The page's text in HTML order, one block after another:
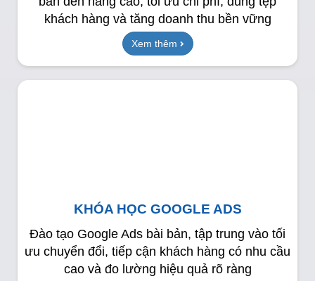
khách hàng và tăng doanh thu bền vững
Xem thêm
KHÓA HỌC GOOGLE ADS
Đào tạo Google Ads bài bản, tập trung vào tối
ưu chuyển đổi, tiếp cận khách hàng có nhu cầu
cao và đo lường hiệu quả rõ ràng